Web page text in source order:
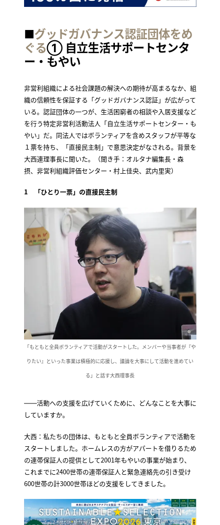
■グッドガバナンス認証団体をめ
ぐる① 自立生活サポートセンタ
ー・もやい
非営利組織による社会課題の解決への期待が高まるなか、組
織の信頼性を保証する「グッドガバナンス認証」が広がって
いる。認証団体の一つが、生活困窮者の相談や入居支援など
を行う特定非営利活動法人「自立生活サポートセンター・も
やい」だ。同法人ではボランティアを含めスタッフが平等な
１票を持ち、「直接民主制」で意思決定がなされる。背景を
大西連理事長に聞いた。（聞き手：オルタナ編集長・森
摂、非営利組織評価センター・村上佳央、武内里実）
1 「ひとり一票」の直接民主制
「もともと全員ボランティアで活動がスタートした。メンバーや当事者が『や
りたい』といった事業は積極的に応援し、議論を大事にして活動を進めてい
る」と話す大西理事長
――活動への支援を広げていくために、どんなことを大事に
していますか。
大西：私たちの団体は、もともと全員ボランティアで活動を
スタートしました。ホームレスの方がアパートを借りるため
の連帯保証人の提供として2001年もやいの事業が始まり、
これまでに2400世帯の連帯保証人と緊急連絡先の引き受け
600世帯の計3000世帯ほどの支援をしてきました。